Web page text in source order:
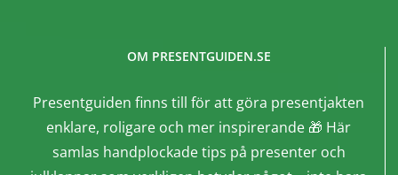
OM PRESENTGUIDEN.SE
Presentguiden finns till för att göra presentjakten
enklare, roligare och mer inspirerande 🎁 Här
samlas handplockade tips på presenter och